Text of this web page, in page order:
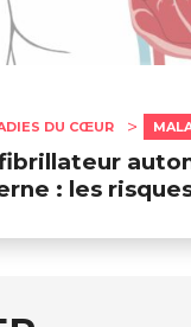
DU CŒUR
: les